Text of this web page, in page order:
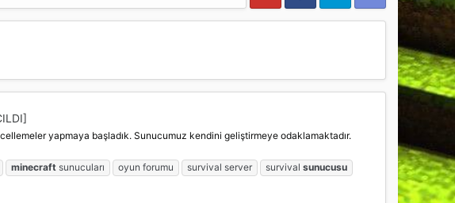
yapmaya başladık. Sunucumuz kendini geliştirmeye odaklamaktadır.
minecraft sunucuları oyun forumu survival server survival sunucusu